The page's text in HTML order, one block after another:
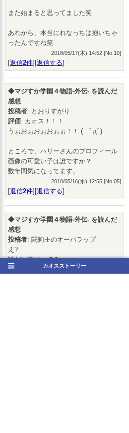
また始まると思ってました笑
あれから、本当にれなっちは抱いちゃ
ったんですね笑
2018/05/17(木) 14:52 [No.10]
[返信2件][返信する]
◆マジすか学園４物語-外伝- を読んだ
感想
投稿者: とおりすがり
評価: カオス！！！
うぉおぉおぉおぉぉ！！ ( ﾟдﾟ)
ところで、ハリーさんのプロフィール
画像の可愛い子は誰ですか？
数年間気になってます。
2018/05/16(水) 12:55 [No.05]
[返信2件][返信する]
◆マジすか学園４物語-外伝- を読んだ
感想
投稿者: 闘莉王のオーパラップ
え?
誰だお前はって？
さあ誰でしょうなーカオスストーリー